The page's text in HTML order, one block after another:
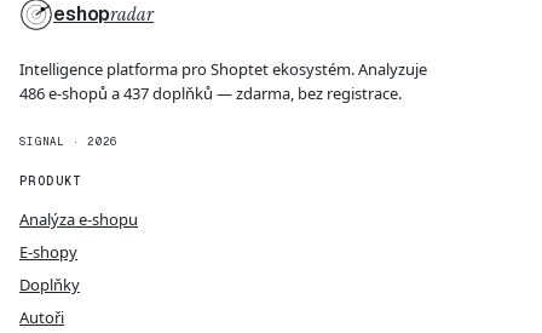
eshopradar
Intelligence platforma pro Shoptet ekosystém. Analyzuje
486 e-shopů a 437 doplňků — zdarma, bez registrace.
SIGNAL · 2026
PRODUKT
Analýza e-shopu
E-shopy
Doplňky
Autoři